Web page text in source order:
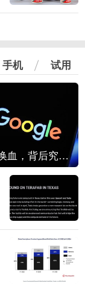
手机 试用
谷歌AI大换血，背后究竟发生了什么？